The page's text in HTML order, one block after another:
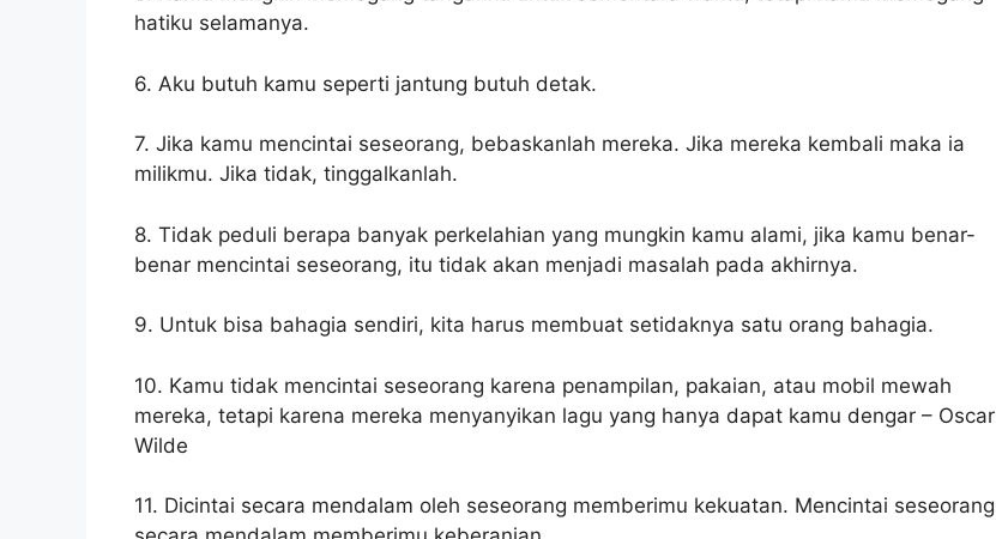
hatiku selamanya.
6. Aku butuh kamu seperti jantung butuh detak.
7. Jika kamu mencintai seseorang, bebaskanlah mereka. Jika mereka kembali maka ia
milikmu. Jika tidak, tinggalkanlah.
8. Tidak peduli berapa banyak perkelahian yang mungkin kamu alami, jika kamu benar-
benar mencintai seseorang, itu tidak akan menjadi masalah pada akhirnya.
9. Untuk bisa bahagia sendiri, kita harus membuat setidaknya satu orang bahagia.
10. Kamu tidak mencintai seseorang karena penampilan, pakaian, atau mobil mewah
mereka, tetapi karena mereka menyanyikan lagu yang hanya dapat kamu dengar – Oscar
Wilde
11. Dicintai secara mendalam oleh seseorang memberimu kekuatan. Mencintai seseorang